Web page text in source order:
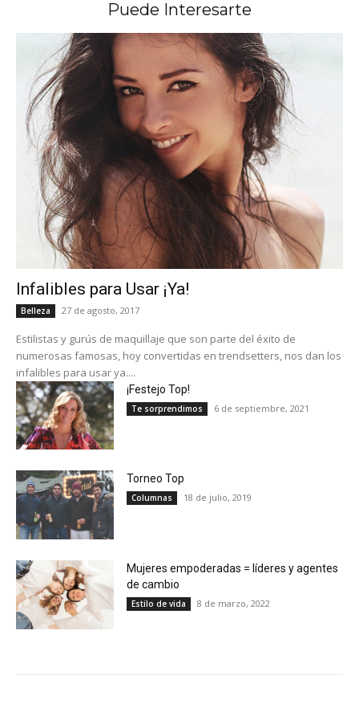
Puede Interesarte
Infalibles para Usar ¡Ya!
Belleza 27 de agosto, 2017
Estilistas y gurús de maquillaje que son parte del éxito de
numerosas famosas, hoy convertidas en trendsetters, nos dan los
infalibles para usar ya....
¡Festejo Top!
Te sorprendimos 6 de septiembre, 2021
Torneo Top
Columnas 18 de julio, 2019
Mujeres empoderadas = líderes y agentes
de cambio
Estilo de vida 8 de marzo, 2022